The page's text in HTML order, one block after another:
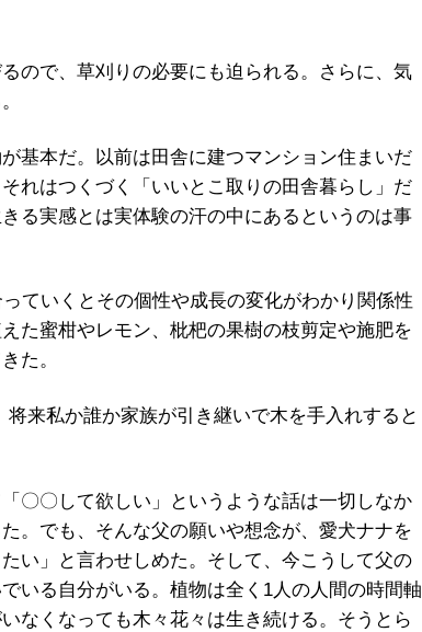
ので、草刈りの必要にも迫られる。さらに、気
基本だ。以前は田舎に建つマンション住まいだ
れはつくづく「いいとこ取りの田舎暮らし」だ
る実感とは実体験の汗の中にあるというのは事
ていくとその個性や成長の変化がわかり関係性
た蜜柑やレモン、枇杷の果樹の枝剪定や施肥を
た。
来私か誰か家族が引き継いで木を手入れすると
〇〇して欲しい」というような話は一切しなか
。でも、そんな父の願いや想念が、愛犬ナナを
い」と言わせしめた。そして、今こうして父の
いる自分がいる。植物は全く1人の人間の時間軸
なくなっても木々花々は生き続ける。そうとら